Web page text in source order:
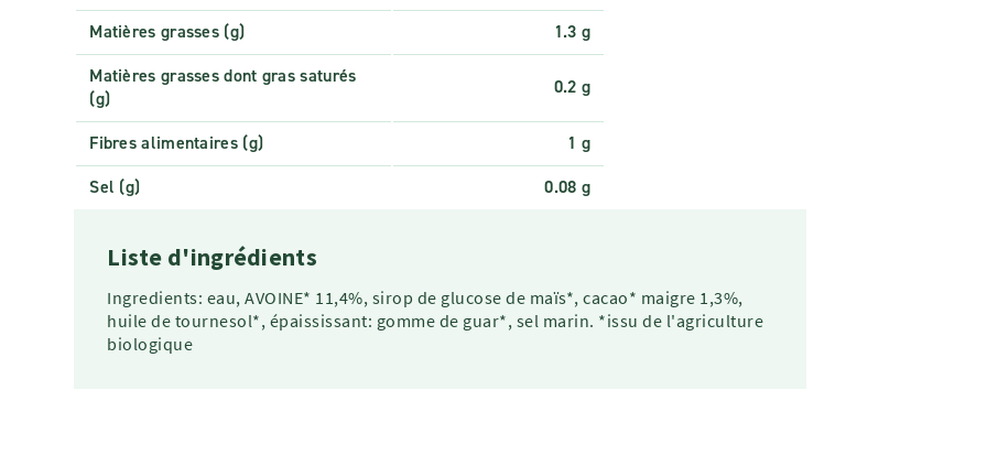
Matières grasses (g)
1.3 g
Matières grasses dont gras saturés
(g)
0.2 g
Fibres alimentaires (g)
1 g
Sel (g)
0.08 g
Liste d'ingrédients
Ingredients: eau, AVOINE* 11,4%, sirop de glucose de maïs*, cacao* maigre 1,3%,
huile de tournesol*, épaississant: gomme de guar*, sel marin. *issu de l'agriculture
biologique